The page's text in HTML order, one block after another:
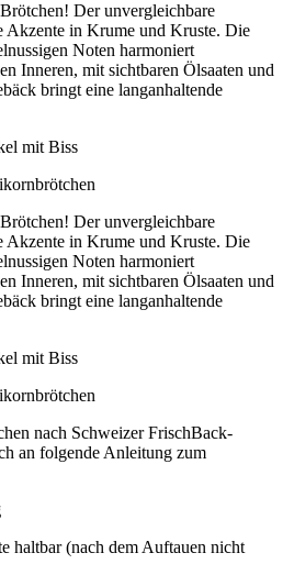
Der unvergleichbare
Akzente in Krume und Kruste. Die
Noten harmoniert
Inneren, mit sichtbaren Ölsaaten und
bringt eine langanhaltende
mit Biss
Der unvergleichbare
Akzente in Krume und Kruste. Die
Noten harmoniert
Inneren, mit sichtbaren Ölsaaten und
bringt eine langanhaltende
mit Biss
nach Schweizer FrischBack-
an folgende Anleitung zum
haltbar (nach dem Auftauen nicht